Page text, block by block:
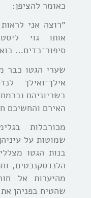
כאומר להציפן:
״רוצה אני
אותו גוי
סיפור־בדים…
שערי הגטו כבר
אילך־ואילך
בשריוניהם
האירם והחשיכם
מכורבלות
שמוטות על
בנות הגטו
הלנדסקנכטים,
מהיערות אל
שהטיח בפניהן